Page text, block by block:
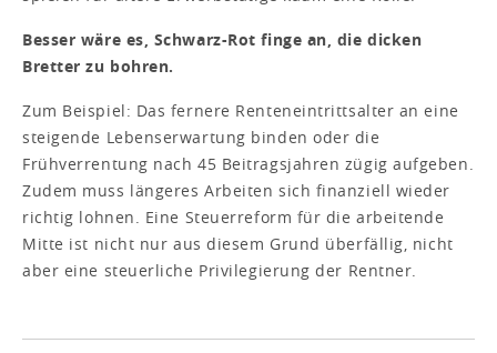
Besser wäre es, Schwarz-Rot finge an, die dicken
Bretter zu bohren.
Zum Beispiel: Das fernere Renteneintrittsalter an eine
steigende Lebenserwartung binden oder die
Frühverrentung nach 45 Beitragsjahren zügig aufgeben.
Zudem muss längeres Arbeiten sich finanziell wieder
richtig lohnen. Eine Steuerreform für die arbeitende
Mitte ist nicht nur aus diesem Grund überfällig, nicht
aber eine steuerliche Privilegierung der Rentner.